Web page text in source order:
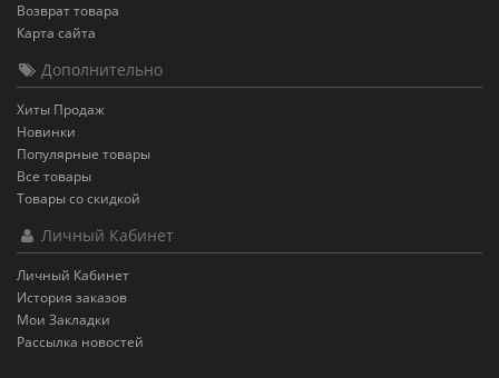
Возврат товара
Карта сайта
Дополнительно
Хиты Продаж
Новинки
Популярные товары
Все товары
Товары со скидкой
Личный Кабинет
Личный Кабинет
История заказов
Мои Закладки
Рассылка новостей